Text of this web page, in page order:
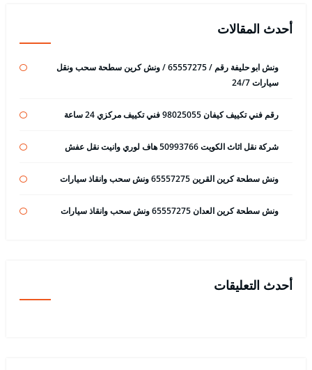
أحدث المقالات
ونش ابو حليفة رقم / 65557275 / ونش كرين سطحة سحب ونقل
سيارات 24/7
رقم فني تكييف كيفان 98025055 فني تكييف مركزي 24 ساعة
شركة نقل اثاث الكويت 50993766 هاف لوري وانيت نقل عفش
ونش سطحة كرين القرين 65557275 ونش سحب وانقاذ سيارات
ونش سطحة كرين العدان 65557275 ونش سحب وانقاذ سيارات
أحدث التعليقات